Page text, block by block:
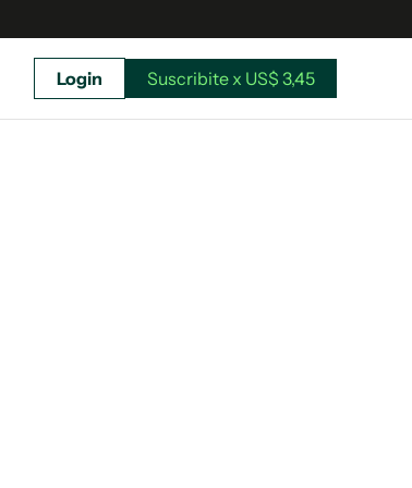
Login Suscribite x US$ 3,45